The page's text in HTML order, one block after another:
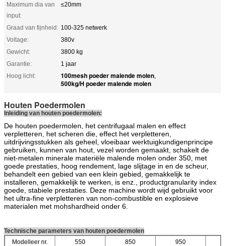
Maximum dia van
input:
≤20mm
Graad van fijnheid: 100-325 netwerk
Voltage:
380v
Gewicht:
3800 kg
Garantie:
1 jaar
Hoog licht:
100mesh poeder malende molen,
500kg/H poeder malende molen
Houten Poedermolen
Inleiding van houten poedermolen:
De houten poedermolen, het centrifugaal malen en effect
verpletteren, het scheren die, effect het verpletteren,
uitdrijvingsstukken als geheel, vloeibaar werktuigkundigenprincipe
gebruiken, kunnen van hout, vezel worden gemaakt, schakelt de
niet-metalen minerale materiële malende molen onder 350, met
goede prestaties, hoog rendement, lage slijtage in en de scheur,
behandelt een gebied van een klein gebied, gemakkelijk te
installeren, gemakkelijk te werken, is enz., productgranularity index
goede, stabiele prestaties. Deze machine wordt wijd gebruikt voor
het ultra-fine verpletteren van non-combustible en explosieve
materialen met mohshardheid onder 6.
Technische parameters van houten poedermolen
Modelleer nr.
550 850 950